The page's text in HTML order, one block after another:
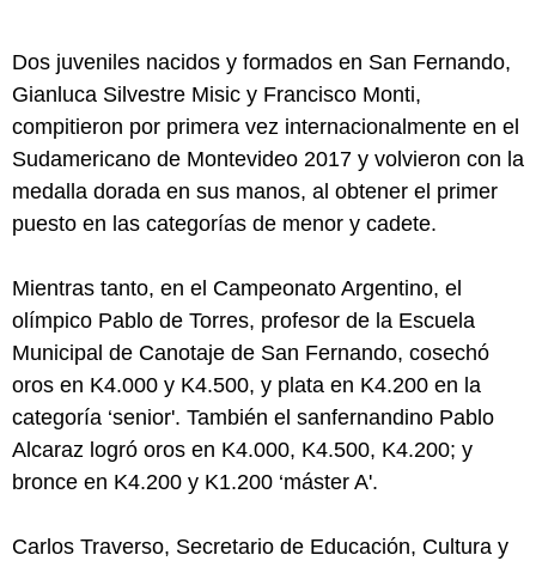
Dos juveniles nacidos y formados en San Fernando,
Gianluca Silvestre Misic y Francisco Monti,
compitieron por primera vez internacionalmente en el
Sudamericano de Montevideo 2017 y volvieron con la
medalla dorada en sus manos, al obtener el primer
puesto en las categorías de menor y cadete.
Mientras tanto, en el Campeonato Argentino, el
olímpico Pablo de Torres, profesor de la Escuela
Municipal de Canotaje de San Fernando, cosechó
oros en K4.000 y K4.500, y plata en K4.200 en la
categoría ‘senior'. También el sanfernandino Pablo
Alcaraz logró oros en K4.000, K4.500, K4.200; y
bronce en K4.200 y K1.200 ‘máster A'.
Carlos Traverso, Secretario de Educación, Cultura y